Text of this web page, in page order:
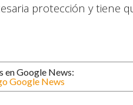
protección y tiene
en Google News: